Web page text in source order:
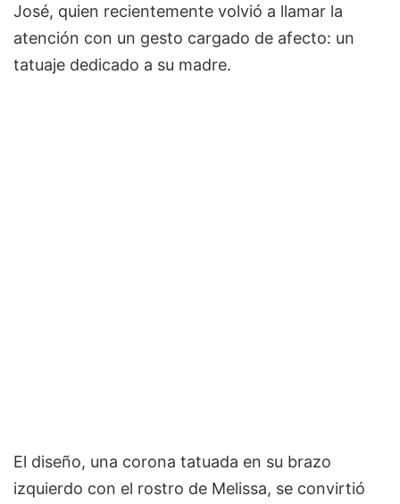
José, quien recientemente volvió a llamar la
atención con un gesto cargado de afecto: un
tatuaje dedicado a su madre.
El diseño, una corona tatuada en su brazo
izquierdo con el rostro de Melissa, se convirtió